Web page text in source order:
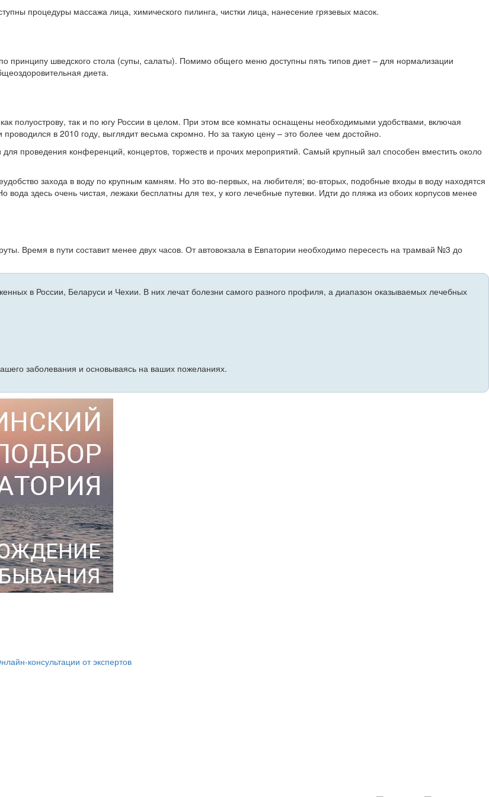
процедуры массажа лица, химического пилинга, чистки лица, нанесение грязевых масок.
принципу шведского стола (супы, салаты). Помимо общего меню доступны пять типов диет – для нормализации
диета.
полуострову, так и по югу России в целом. При этом все комнаты оснащены необходимыми удобствами, включая
в 2010 году, выглядит весьма скромно. Но за такую цену – это более чем достойно.
проведения конференций, концертов, торжеств и прочих мероприятий. Самый крупный зал способен вместить около
захода в воду по крупным камням. Но это во-первых, на любителя; во-вторых, подобные входы в воду находятся
вода здесь очень чистая, лежаки бесплатны для тех, у кого лечебные путевки. Идти до пляжа из обоих корпусов менее
Время в пути составит менее двух часов. От автовокзала в Евпатории необходимо пересесть на трамвай №3 до
в России, Беларуси и Чехии. В них лечат болезни самого разного профиля, а диапазон оказываемых лечебных
заболевания и основываясь на ваших пожеланиях.
консультации от экспертов